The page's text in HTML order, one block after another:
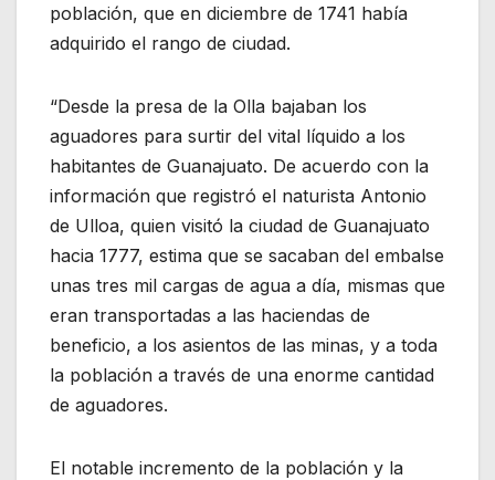
población, que en diciembre de 1741 había
adquirido el rango de ciudad.
“Desde la presa de la Olla bajaban los
aguadores para surtir del vital líquido a los
habitantes de Guanajuato. De acuerdo con la
información que registró el naturista Antonio
de Ulloa, quien visitó la ciudad de Guanajuato
hacia 1777, estima que se sacaban del embalse
unas tres mil cargas de agua a día, mismas que
eran transportadas a las haciendas de
beneficio, a los asientos de las minas, y a toda
la población a través de una enorme cantidad
de aguadores.
El notable incremento de la población y la